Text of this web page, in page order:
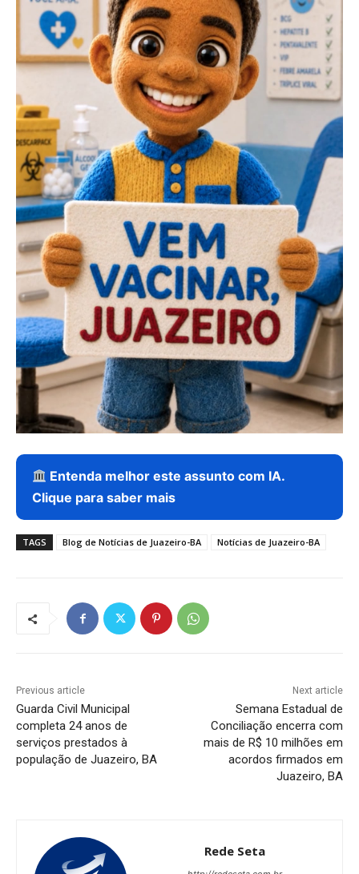
Entenda melhor este assunto com IA.
Clique para saber mais
TAGS Blog de Notícias de Juazeiro-BA Notícias de Juazeiro-BA
Previous article
Guarda Civil Municipal
completa 24 anos de
serviços prestados à
população de Juazeiro, BA
Next article
Semana Estadual de
Conciliação encerra com
mais de R$ 10 milhões em
acordos firmados em
Juazeiro, BA
Rede Seta